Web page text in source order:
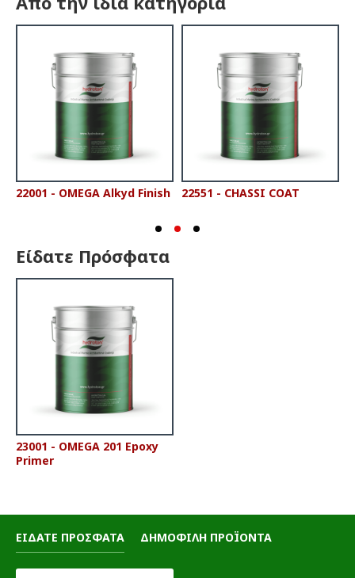
22001 - OMEGA Alkyd Finish 22551 - CHASSI COAT
Είδατε Πρόσφατα
23001 - OMEGA 201 Epoxy
Primer
ΕΙΔΑΤΕ ΠΡΟΣΦΑΤΑ ΔΗΜΟΦΙΛΗ ΠΡΟΪΟΝΤΑ